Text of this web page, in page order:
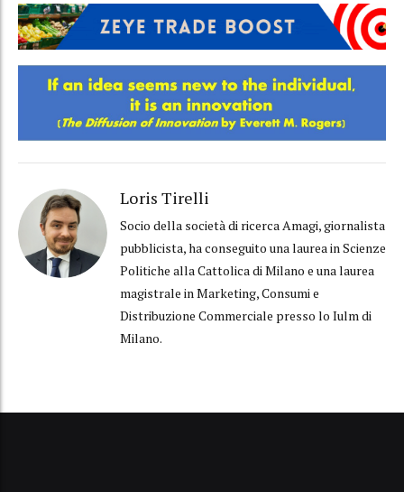
Loris Tirelli
Socio della società di ricerca Amagi, giornalista
pubblicista, ha conseguito una laurea in Scienze
Politiche alla Cattolica di Milano e una laurea
magistrale in Marketing, Consumi e
Distribuzione Commerciale presso lo Iulm di
Milano.